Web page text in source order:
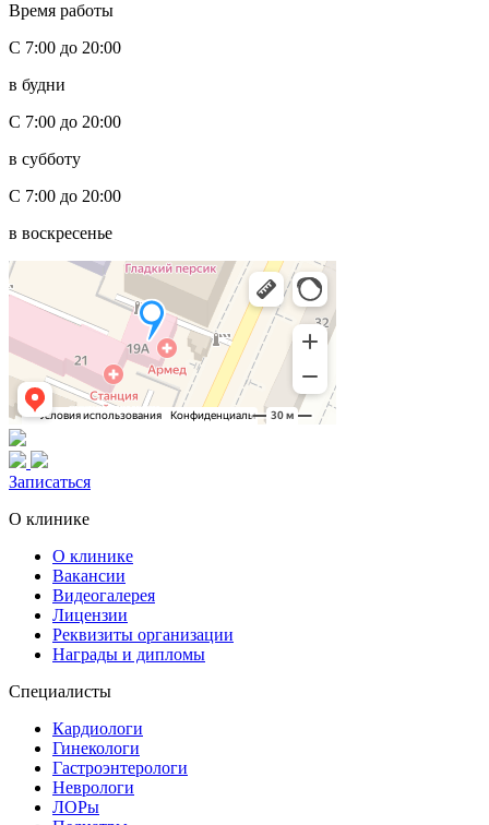
Время работы
С 7:00 до 20:00
в будни
С 7:00 до 20:00
в субботу
С 7:00 до 20:00
в воскресенье
Записаться
О клинике
О клинике
Вакансии
Видеогалерея
Лицензии
Реквизиты организации
Награды и дипломы
Специалисты
Кардиологи
Гинекологи
Гастроэнтерологи
Неврологи
ЛОРы